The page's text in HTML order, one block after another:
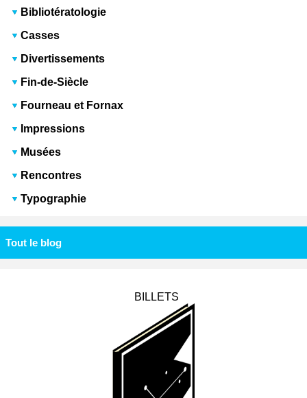
Bibliotératologie
Casses
Divertissements
Fin-de-Siècle
Fourneau et Fornax
Impressions
Musées
Rencontres
Typographie
Tout le blog
BILLETS